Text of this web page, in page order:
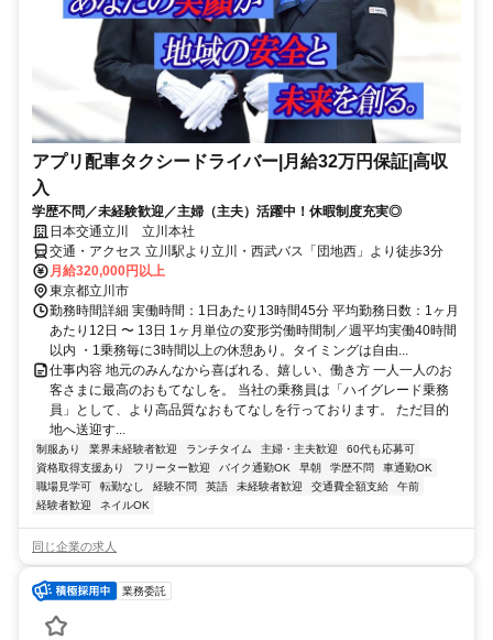
アプリ配車タクシードライバー|月給32万円保証|高収
入
学歴不問／未経験歓迎／主婦（主夫）活躍中！休暇制度充実◎
日本交通立川 立川本社
交通・アクセス 立川駅より立川・西武バス「団地西」より徒歩3分
月給320,000円以上
東京都立川市
勤務時間詳細 実働時間：1日あたり13時間45分 平均勤務日数：1ヶ月
あたり12日 〜 13日 1ヶ月単位の変形労働時間制／週平均実働40時間
以内 ・1乗務毎に3時間以上の休憩あり。タイミングは自由...
仕事内容 地元のみんなから喜ばれる、嬉しい、働き方 一人一人のお
客さまに最高のおもてなしを。 当社の乗務員は「ハイグレード乗務
員」として、より高品質なおもてなしを行っております。 ただ目的
地へ送迎す...
制服あり 業界未経験者歓迎 ランチタイム 主婦・主夫歓迎
60代も応募可
資格取得支援あり
フリーター歓迎 バイク通勤OK 早朝 学歴不問
車通勤OK
職場見学可
転勤なし 経験不問 英語 未経験者歓迎 交通費全額支給
午前
経験者歓迎
ネイルOK
同じ企業の求人
業務委託